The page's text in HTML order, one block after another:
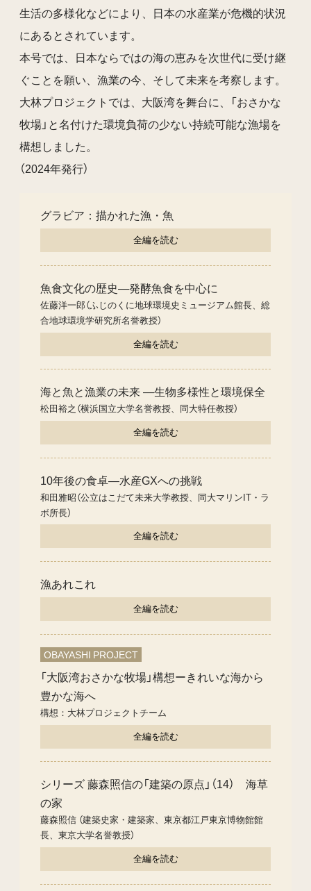
生活の多様化などにより、日本の水産業が危機的状況
にあるとされています。
本号では、日本ならではの海の恵みを次世代に受け継
ぐことを願い、漁業の今、そして未来を考察します。
大林プロジェクトでは、大阪湾を舞台に、「おさかな
牧場」と名付けた環境負荷の少ない持続可能な漁場を
構想しました。
（2024年発行）
グラビア：描かれた漁・魚
全編を読む
魚食文化の歴史―発酵魚食を中心に
佐藤洋一郎（ふじのくに地球環境史ミュージアム館長、総
合地球環境学研究所名誉教授）
全編を読む
海と魚と漁業の未来 ―生物多様性と環境保全
松田裕之（横浜国立大学名誉教授、同大特任教授）
全編を読む
10年後の食卓―水産GXへの挑戦
和田雅昭（公立はこだて未来大学教授、同大マリンIT・ラ
ボ所長）
全編を読む
漁あれこれ
全編を読む
OBAYASHI PROJECT
「大阪湾おさかな牧場」構想ーきれいな海から
豊かな海へ
構想：大林プロジェクトチーム
全編を読む
シリーズ 藤森照信の「建築の原点」（14） 海草
の家
藤森照信 （建築史家・建築家、東京都江戸東京博物館館
長、東京大学名誉教授）
全編を読む